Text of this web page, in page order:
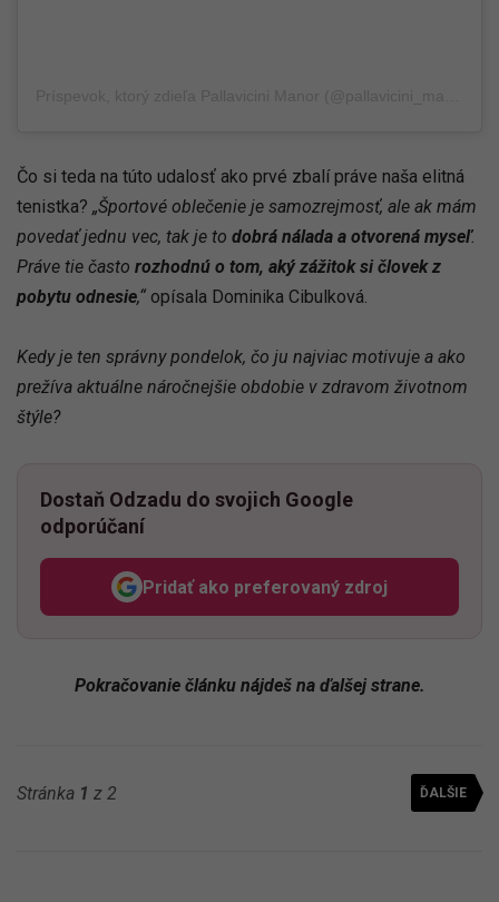
Čo si teda na túto udalosť ako prvé zbalí práve naša elitná
tenistka? „Športové oblečenie je samozrejmosť, ale ak mám
povedať jednu vec, tak je to dobrá nálada a otvorená myseľ.
Práve tie často rozhodnú o tom, aký zážitok si človek z
pobytu odnesie,“ opísala Dominika Cibulková.
Kedy je ten správny pondelok, čo ju najviac motivuje a ako
prežíva aktuálne náročnejšie obdobie v zdravom životnom
štýle?
Dostaň Odzadu do svojich Google
odporúčaní
Pridať ako preferovaný zdroj
Odzadu, odkaz sa otvorí v
Pokračovanie článku nájdeš na ďalšej strane.
Stránka 1 z 2 ĎALŠIE